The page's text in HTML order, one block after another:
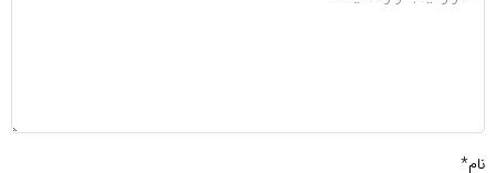
نام*